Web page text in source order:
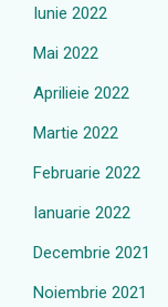
Iunie 2022
Mai 2022
Aprilieie 2022
Martie 2022
Februarie 2022
Ianuarie 2022
Decembrie 2021
Noiembrie 2021